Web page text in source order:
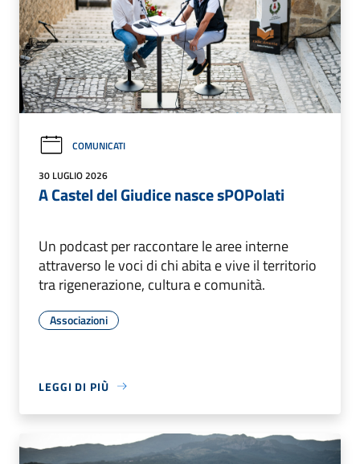
COMUNICATI
30 LUGLIO 2026
A Castel del Giudice nasce sPOPolati
Un podcast per raccontare le aree interne
attraverso le voci di chi abita e vive il territorio
tra rigenerazione, cultura e comunità.
Associazioni
LEGGI DI PIÙ